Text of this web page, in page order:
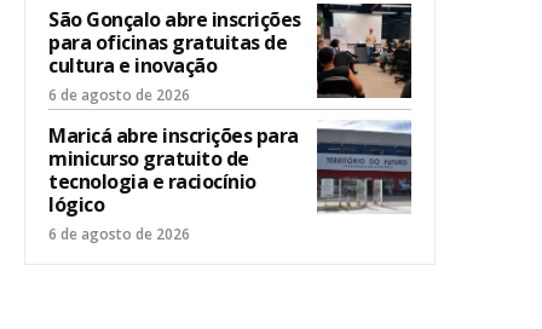
São Gonçalo abre inscrições
para oficinas gratuitas de
cultura e inovação
6 de agosto de 2026
Maricá abre inscrições para
minicurso gratuito de
tecnologia e raciocínio
lógico
6 de agosto de 2026